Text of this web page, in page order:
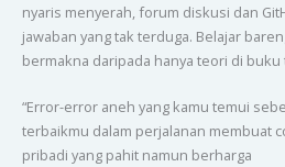
nyaris menyerah, forum diskusi dan
jawaban yang tak terduga. Belajar
bermakna daripada hanya teori di buku
“Error-error aneh yang kamu temui
terbaikmu dalam perjalanan membuat
pribadi yang pahit namun berharga